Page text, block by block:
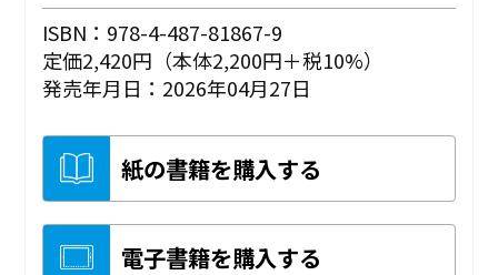
ISBN：978-4-487-81867-9
定価2,420円（本体2,200円＋税10%）
発売年月日：2026年04月27日
紙の書籍を購入する
電子書籍を購入する